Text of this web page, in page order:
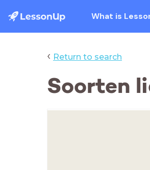
What is
‹ Return to search
Soorten